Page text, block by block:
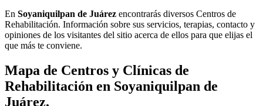
En Soyaniquilpan de Juárez encontrarás diversos Centros de
Rehabilitación. Información sobre sus servicios, terapias, contacto y
opiniones de los visitantes del sitio acerca de ellos para que elijas el
que más te conviene.
Mapa de Centros y Clínicas de
Rehabilitación en Soyaniquilpan de
Juárez.